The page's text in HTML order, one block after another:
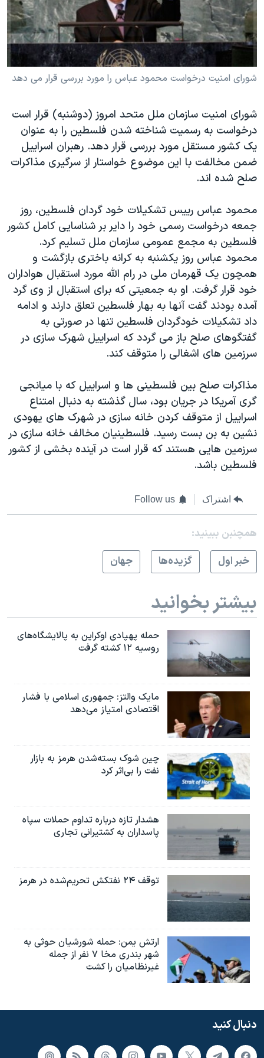
فرهنگ و زندگی
حقوق شهروندی
اقتصادی
علم و فناوری
گالری عکس
آرشیو پخش زنده
مستندها
انتخابات ریاست جمهوری آمریکا ۲۰۲۴
حمله جمهوری اسلامی به اسرائیل
رمز مهسا
اعتراضات زن، زندگی، آزادی
مجموعه مستندهای دادخواهی
تریبونال مردمی آبان ۹۸
دادگاه حمید نوری
قانون شفافیت دارائی کادر رهبری ایران
اعتراضات مردمی آبان ۹۸
اسرائیل در جنگ
نرگس محمدی برنده جایزه نوبل صلح
همایش محافظه‌کاران آمریکا «سی‌پک»
صفحه‌های ویژه
سفر پرزیدنت ترامپ به چین
دنبال کنید
شورای امنیت درخواست محمود عباس را مورد بررسی قرار می دهد
شورای امنیت سازمان ملل متحد امروز (دوشنبه) قرار است
درخواست به رسمیت شناخته شدن فلسطین را به عنوان
یک کشور مستقل مورد بررسی قرار دهد. رهبران اسراییل
ضمن مخالفت با این موضوع خواستار از سرگیری مذاکرات
صلح شده اند.
محمود عباس رییس تشکیلات خود گردان فلسطین، روز
جمعه درخواست رسمی خود را دایر بر شناسایی کامل کشور
فلسطین به مجمع عمومی سازمان ملل تسلیم کرد.
محمود عباس روز یکشنبه به کرانه باختری بازگشت و
همچون یک قهرمان ملی در رام الله مورد استقبال هواداران
خود قرار گرفت. او به جمعیتی که برای استقبال از وی گرد
آمده بودند گفت آنها به بهار فلسطین تعلق دارند و ادامه
داد تشکیلات خودگردان فلسطین تنها در صورتی به
گفتگوهای صلح باز می گردد که اسراییل شهرک سازی در
سرزمین های اشغالی را متوقف کند.
مذاکرات صلح بین فلسطینی ها و اسراییل که با میانجی
گری آمریکا در جریان بود، سال گذشته به دنبال امتناع
اسراییل از متوقف کردن خانه سازی در شهرک های یهودی
نشین به بن بست رسید. فلسطینیان مخالف خانه سازی در
سرزمین هایی هستند که قرار است در آینده بخشی از کشور
فلسطین باشد.
اشتراک Follow us
همچنبن ببینید:
خبر اول
گزيده‌ها جهان
بیشتر بخوانید
حمله پهپادی اوکراین به پالایشگاه‌های
روسیه ۱۲ کشته گرفت
مایک والتز: جمهوری اسلامی با فشار
اقتصادی امتیاز می‌دهد
چین شوک بسته‌شدن هرمز به بازار
نفت را بی‌اثر کرد
هشدار تازه درباره تداوم حملات سپاه
پاسداران به کشتیرانی تجاری
توقف ۲۴ نفتکش تحریم‌شده در هرمز
ارتش یمن: حمله شورشیان حوثی به
شهر بندری مخا ۷ نفر از جمله
غیرنظامیان را کشت
دنبال کنید